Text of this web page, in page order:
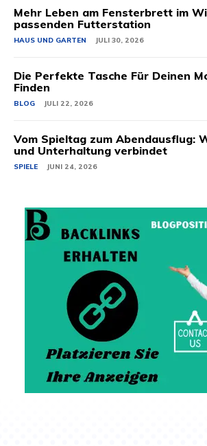
Mehr Leben am Fensterbrett im
passenden Futterstation
HAUS UND GARTEN JULI 30, 2026
Die Perfekte Tasche Für Deinen
Finden
BLOG JULI 22, 2026
Vom Spieltag zum Abendausflug:
und Unterhaltung verbindet
SPIELE JUNI 24, 2026